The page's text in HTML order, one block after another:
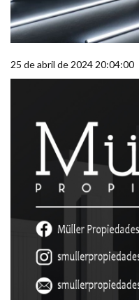
25 de abril de 2024 20:04:00